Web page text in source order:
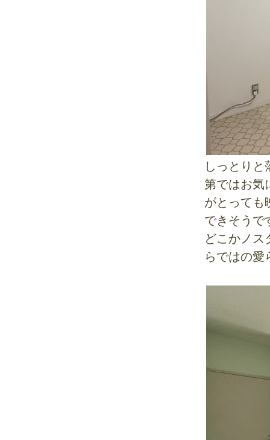
しっとり
第ではお気
がとっても
できそうで
どこかノス
らではの愛